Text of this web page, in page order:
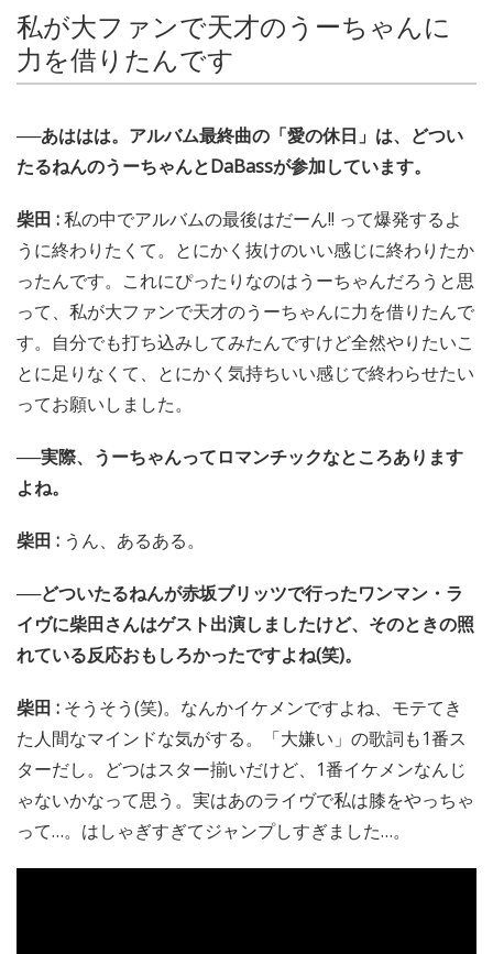
私が大ファンで天才のうーちゃんに
力を借りたんです
──あははは。アルバム最終曲の「愛の休日」は、どつい
たるねんのうーちゃんとDaBassが参加しています。
柴田 :私の中でアルバムの最後はだーん!! って爆発するよ
うに終わりたくて。とにかく抜けのいい感じに終わりたか
ったんです。これにぴったりなのはうーちゃんだろうと思
って、私が大ファンで天才のうーちゃんに力を借りたんで
す。自分でも打ち込みしてみたんですけど全然やりたいこ
とに足りなくて、とにかく気持ちいい感じで終わらせたい
ってお願いしました。
──実際、うーちゃんってロマンチックなところあります
よね。
柴田 : うん、あるある。
──どついたるねんが赤坂ブリッツで行ったワンマン・ラ
イヴに柴田さんはゲスト出演しましたけど、そのときの照
れている反応おもしろかったですよね(笑)。
柴田 : そうそう(笑)。なんかイケメンですよね、モテてき
た人間なマインドな気がする。「大嫌い」の歌詞も1番ス
ターだし。どつはスター揃いだけど、1番イケメンなんじ
ゃないかなって思う。実はあのライヴで私は膝をやっちゃ
って…。はしゃぎすぎてジャンプしすぎました…。